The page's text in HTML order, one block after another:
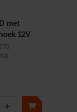
met
12V
+